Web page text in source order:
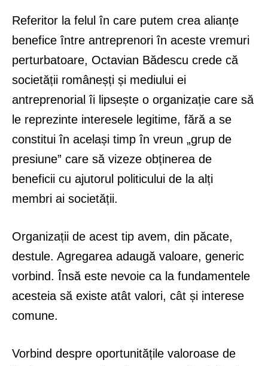
Referitor la felul în care putem crea alianțe
benefice între antreprenori în aceste vremuri
perturbatoare, Octavian Bădescu crede că
societății româneșți și mediului ei
antreprenorial îi lipsește o organizație care să
le reprezinte interesele legitime, fără a se
constitui în același timp în vreun „grup de
presiune” care să vizeze obținerea de
beneficii cu ajutorul politicului de la alți
membri ai societății.
Organizații de acest tip avem, din păcate,
destule. Agregarea adaugă valoare, generic
vorbind. Însă este nevoie ca la fundamentele
acesteia să existe atât valori, cât și interese
comune.
Vorbind despre oportunitățile valoroase de